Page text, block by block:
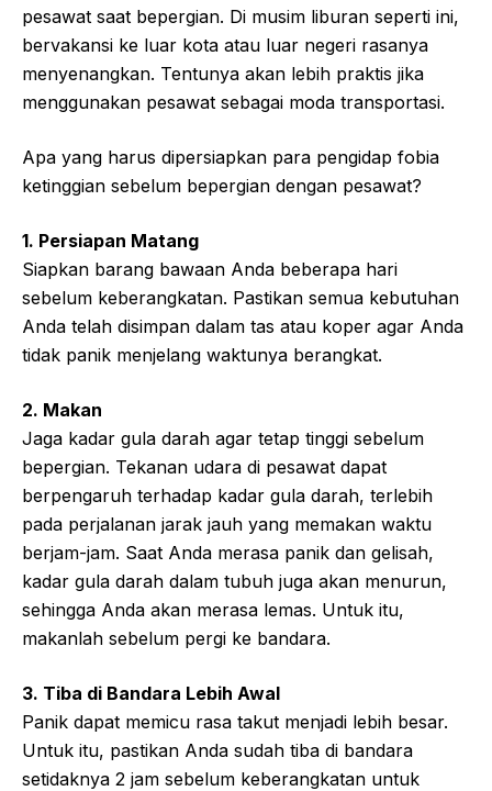
pesawat saat bepergian. Di musim liburan seperti ini,
bervakansi ke luar kota atau luar negeri rasanya
menyenangkan. Tentunya akan lebih praktis jika
menggunakan pesawat sebagai moda transportasi.
Apa yang harus dipersiapkan para pengidap fobia
ketinggian sebelum bepergian dengan pesawat?
1. Persiapan Matang
Siapkan barang bawaan Anda beberapa hari
sebelum keberangkatan. Pastikan semua kebutuhan
Anda telah disimpan dalam tas atau koper agar Anda
tidak panik menjelang waktunya berangkat.
2. Makan
Jaga kadar gula darah agar tetap tinggi sebelum
bepergian. Tekanan udara di pesawat dapat
berpengaruh terhadap kadar gula darah, terlebih
pada perjalanan jarak jauh yang memakan waktu
berjam-jam. Saat Anda merasa panik dan gelisah,
kadar gula darah dalam tubuh juga akan menurun,
sehingga Anda akan merasa lemas. Untuk itu,
makanlah sebelum pergi ke bandara.
3. Tiba di Bandara Lebih Awal
Panik dapat memicu rasa takut menjadi lebih besar.
Untuk itu, pastikan Anda sudah tiba di bandara
setidaknya 2 jam sebelum keberangkatan untuk